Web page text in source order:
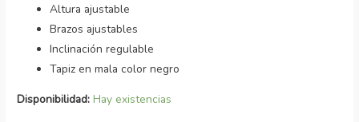
Altura ajustable
Brazos ajustables
Inclinación regulable
Tapiz en mala color negro
Disponibilidad: Hay existencias